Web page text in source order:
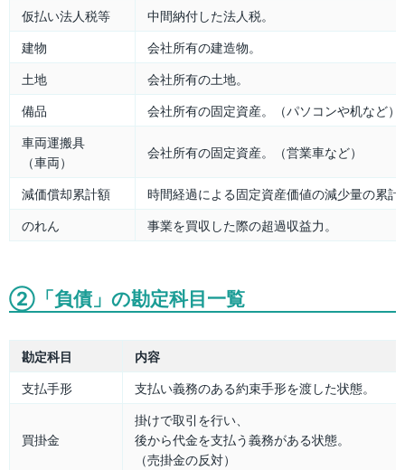
仮払い法人税等
中間納付した法人税。
建物
会社所有の建造物。
土地
会社所有の土地。
備品
会社所有の固定資産。（パソコンや机など）
車両運搬具
（車両）
会社所有の固定資産。（営業車など）
減価償却累計額
時間経過による固定資産価値の減少量の累計
のれん
事業を買収した際の超過収益力。
②「負債」の勘定科目一覧
勘定科目
内容
支払手形
支払い義務のある約束手形を渡した状態。
買掛金
掛けで取引を行い、
後から代金を支払う義務がある状態。
（売掛金の反対）